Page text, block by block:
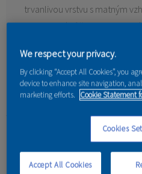
trvanlivou vrstvu s matným
a je odolná vůči vlhkosti, UV
poskytuje až šestiletou
Odolná vůči vlhkosti a UV
We respect your privacy.
By clicking “Accept All Cookies”, you
device to enhance site navigation,
marketing efforts. Cookie Statement
Cookies
Accept All Cookies